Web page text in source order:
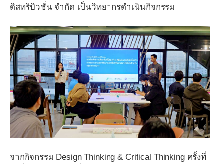
ดิสทริบิวชั่น จำกัด เป็นวิทยากรดำเนินกิจกรรม
จากกิจกรรม Design Thinking & Critical Thinking ครั้งที่